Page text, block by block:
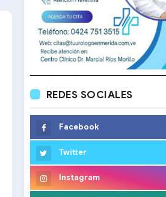
REDES SOCIALES
Facebook
Twitter
Instagram